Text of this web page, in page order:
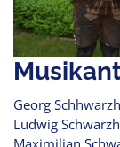
Georg
Ludwig
Maximilian